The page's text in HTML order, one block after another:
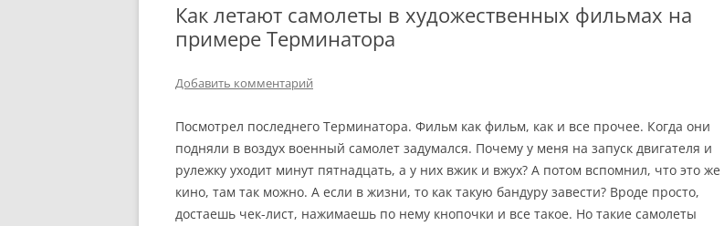
Как летают самолеты в художественных фильмах на
примере Терминатора
Добавить комментарий
Посмотрел последнего Терминатора. Фильм как фильм, как и все прочее. Когда они
подняли в воздух военный самолет задумался. Почему у меня на запуск двигателя и
рулежку уходит минут пятнадцать, а у них вжик и вжух? А потом вспомнил, что это же
кино, там так можно. А если в жизни, то как такую бандуру завести? Вроде просто,
достаешь чек-лист, нажимаешь по нему кнопочки и все такое. Но такие самолеты